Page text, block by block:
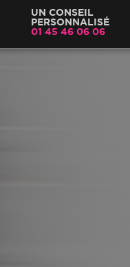
UN CONSEIL
PERSONNALISÉ
01 45 46 06 06